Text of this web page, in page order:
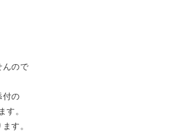
んので
付の
す。
す。